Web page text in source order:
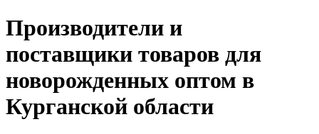
Производители и
поставщики товаров для
новорожденных оптом в
Курганской области